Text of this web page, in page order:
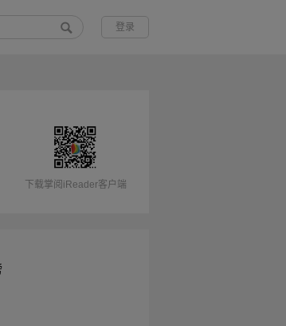
登录
下载掌阅iReader客户端